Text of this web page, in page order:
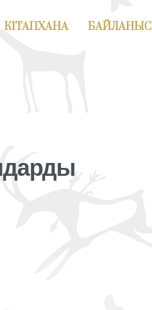
КІТАПХАНА БАЙЛАНЫС